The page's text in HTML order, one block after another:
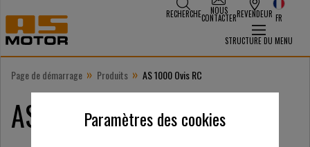
RECHERCHE NOUS
CONTACTERREVENDEUR FR
STRUCTURE DU MENU
Page de démarrage » Produits » AS 1000 Ovis RC
AS 1000 Ovis RC
Paramètres des cookies